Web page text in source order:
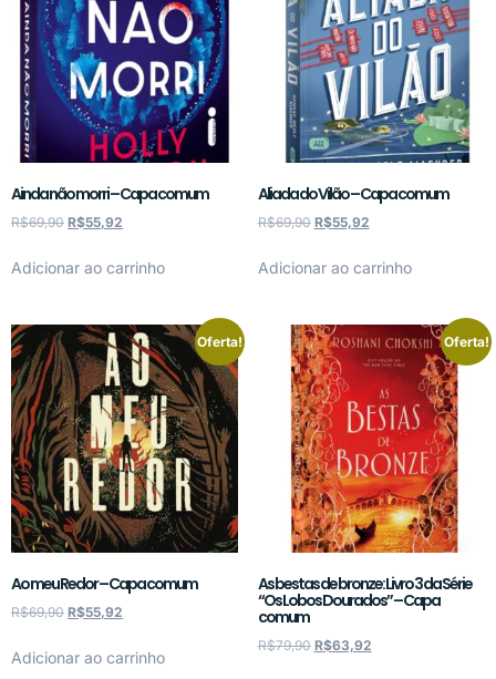
Ainda não morri – Capa comum
R$69,90 R$55,92
Adicionar ao carrinho
Aliada do Vilão – Capa comum
R$69,90 R$55,92
Adicionar ao carrinho
Oferta!
Ao meu Redor – Capa comum
R$69,90 R$55,92
Adicionar ao carrinho
Oferta!
As bestas de bronze: Livro 3 da Série
“Os Lobos Dourados” – Capa
comum
R$79,90 R$63,92